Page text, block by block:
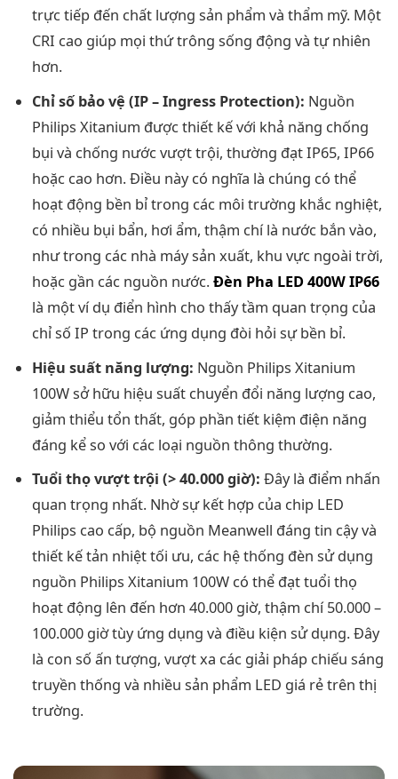
trực tiếp đến chất lượng sản phẩm và thẩm mỹ. Một
CRI cao giúp mọi thứ trông sống động và tự nhiên
hơn.
Chỉ số bảo vệ (IP – Ingress Protection): Nguồn
Philips Xitanium được thiết kế với khả năng chống
bụi và chống nước vượt trội, thường đạt IP65, IP66
hoặc cao hơn. Điều này có nghĩa là chúng có thể
hoạt động bền bỉ trong các môi trường khắc nghiệt,
có nhiều bụi bẩn, hơi ẩm, thậm chí là nước bắn vào,
như trong các nhà máy sản xuất, khu vực ngoài trời,
hoặc gần các nguồn nước.Đèn Pha LED 400W IP66
là một ví dụ điển hình cho thấy tầm quan trọng của
chỉ số IP trong các ứng dụng đòi hỏi sự bền bỉ.
Hiệu suất năng lượng: Nguồn Philips Xitanium
100W sở hữu hiệu suất chuyển đổi năng lượng cao,
giảm thiểu tổn thất, góp phần tiết kiệm điện năng
đáng kể so với các loại nguồn thông thường.
Tuổi thọ vượt trội (> 40.000 giờ): Đây là điểm nhấn
quan trọng nhất. Nhờ sự kết hợp của chip LED
Philips cao cấp, bộ nguồn Meanwell đáng tin cậy và
thiết kế tản nhiệt tối ưu, các hệ thống đèn sử dụng
nguồn Philips Xitanium 100W có thể đạt tuổi thọ
hoạt động lên đến hơn 40.000 giờ, thậm chí 50.000 –
100.000 giờ tùy ứng dụng và điều kiện sử dụng. Đây
là con số ấn tượng, vượt xa các giải pháp chiếu sáng
truyền thống và nhiều sản phẩm LED giá rẻ trên thị
trường.